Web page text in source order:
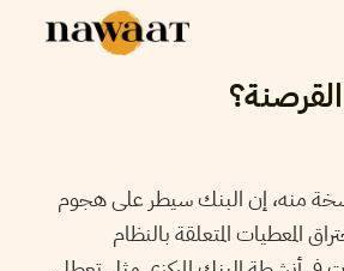
منه، إن البنك سيطر على هجوم
المعطيات المتعلقة بالنظام